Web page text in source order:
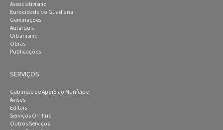
Associativismo
Eurocidade do Guadiana
Geminações
Autarquia
Urbanismo
Obras
Publicações
SERVIÇOS
Gabinete de Apoio ao Munícipe
Avisos
Editais
Serviços On-line
Outros Serviços